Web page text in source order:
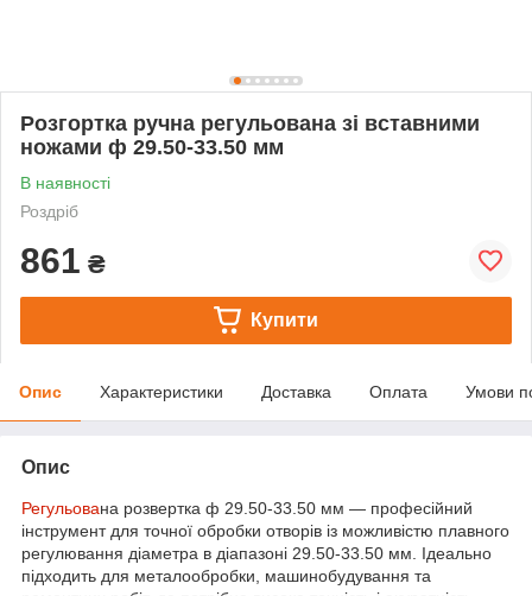
Розгортка ручна регульована зі вставними
ножами ф 29.50-33.50 мм
В наявності
Роздріб
861 ₴
Купити
Опис Характеристики Доставка Оплата Умови
Опис
Регульована розвертка ф 29.50-33.50 мм — професійний
інструмент для точної обробки отворів із можливістю плавного
регулювання діаметра в діапазоні 29.50-33.50 мм. Ідеально
підходить для металообробки, машинобудування та